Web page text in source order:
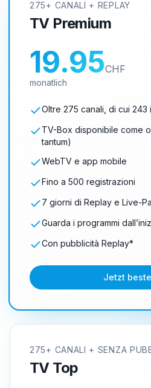
275+ CANALI + REPLAY
TV Premium
19.95CHF
monatlich
Oltre 275 canali, di cui 243
TV-Box disponibile come
tantum)
WebTV e app mobile
Fino a 500 registrazioni
7 giorni di Replay e Live-
Guarda i programmi
Con pubblicità Replay*
Jetzt
275+ CANALI + SENZA
TV Top